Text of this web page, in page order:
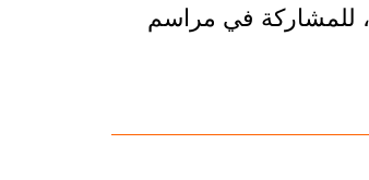
للمشاركة في مراسم